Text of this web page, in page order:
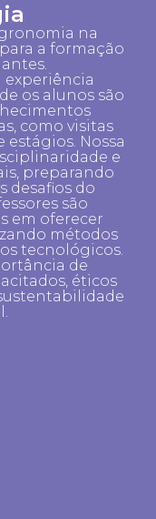
na
a formação
experiência
os alunos são
como visitas
Nossa
e
preparando
desafios do
são
em oferecer
métodos
tecnológicos.
de
éticos